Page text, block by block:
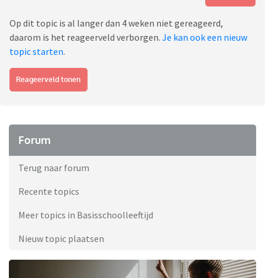
Op dit topic is al langer dan 4 weken niet gereageerd,
daarom is het reageerveld verborgen. Je kan ook een nieuw
topic starten.
Reageerveld tonen
Forum
Terug naar forum
Recente topics
Meer topics in Basisschoolleeftijd
Nieuw topic plaatsen